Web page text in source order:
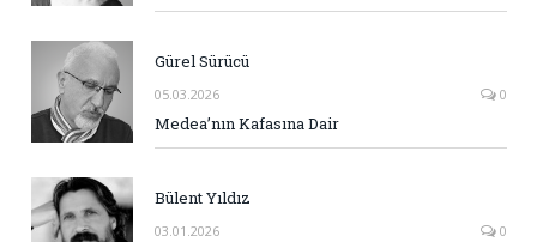
Gürel Sürücü
05.03.2026 0
Medea’nın Kafasına Dair
Bülent Yıldız
03.01.2026 0